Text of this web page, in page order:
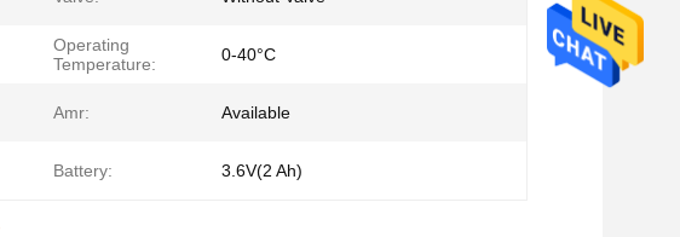
Operating
Temperature:
0-40°C
Amr: Available
Battery: 3.6V(2 Ah)